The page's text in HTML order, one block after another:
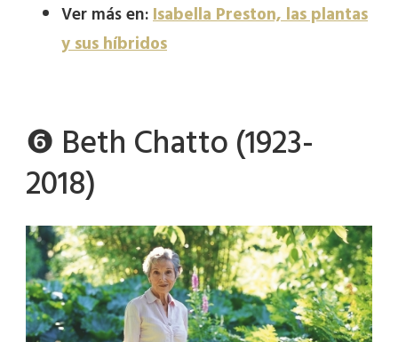
Ver más en:Isabella Preston, las plantas
y sus híbridos
❻ Beth Chatto (1923-
2018)